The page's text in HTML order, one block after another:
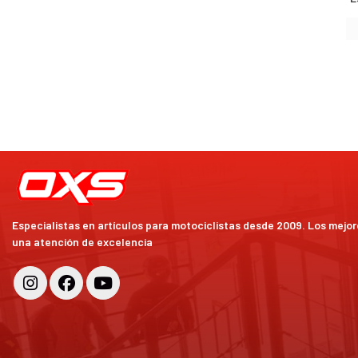
Especialistas en artículos para motociclistas desde 2009. Los
una atención de excelencia